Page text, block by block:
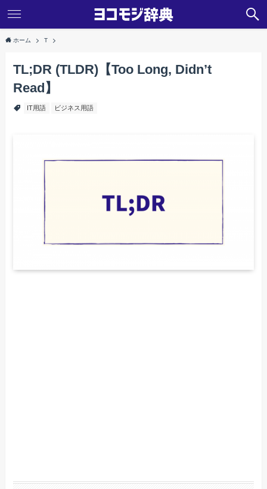
ホーム T
TL;DR (TLDR)【Too Long, Didn’t
Read】
IT用語 ビジネス用語